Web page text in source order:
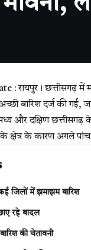
:रायपुर। छत्तीसगढ़ में
बारिश दर्ज की गई,
और दक्षिण छत्तीसगढ़
के कारण अगले पांच
जिलों में झमाझम बारिश
रहे बादल
की चेतावनी